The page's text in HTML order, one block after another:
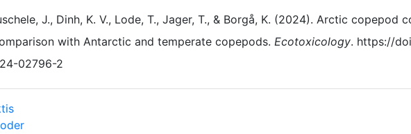
J., Dinh, K. V., Lode, T., Jager, T., & Borgå, K. (2024). Arctic copepod
with Antarctic and temperate copepods. Ecotoxicology. https://
02796-2